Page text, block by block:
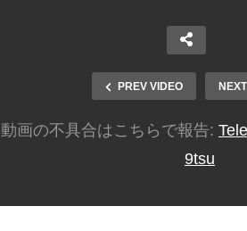
PREV VIDEO
動画の不具合はこちらで報告:
9tsu